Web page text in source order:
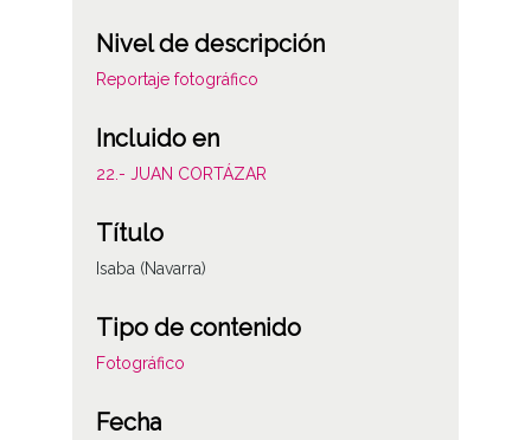
Nivel de descripción
Reportaje fotográfico
Incluido en
22.- JUAN CORTÁZAR
Título
Isaba (Navarra)
Tipo de contenido
Fotográfico
Fecha